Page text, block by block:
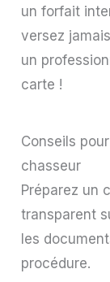
un forfait
versez
un
carte !
Conseils
chasseur
Préparez un
transparent
les
procédure.